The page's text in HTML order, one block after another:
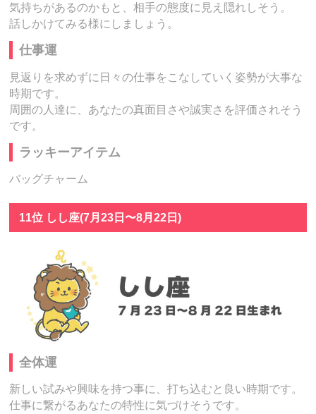
気持ちがあるのかもと、相手の態度に見え隠れしそう。
話しかけてみる様にしましょう。
仕事運
見返りを求めずに日々の仕事をこなしていく姿勢が大事な
時期です。
周囲の人達に、あなたの真面目さや誠実さを評価されそう
です。
ラッキーアイテム
バッグチャーム
11位 しし座(7月23日〜8月22日)
全体運
新しい試みや興味を持つ事に、打ち込むと良い時期です。
仕事に繋がるあなたの特性に気づけそうです。